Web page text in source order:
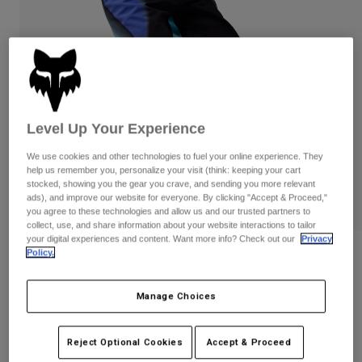
Byxor
Shorts
Handskar
Skydd
Goggles
Tillbehör
Reservdelar
Handskar
Jackor
Protections
Goggles
Strumpor
Visa alla
Women
T-Shirts & Tops
Hoodies och pullovers
Jackor
Byxor & Shorts
Shirts
Visa alla
Goggles
Sockor
Visa alla
Moto
Hjälmar
Jerseys
Pants
Flexair Infinite Pants - Dam
Price reduced from
2.499 krto1.249,5 kr 50% OFF
Level Up Your Experience
We use cookies and other technologies to fuel your online experience. They
help us remember you, personalize your visit (think: keeping your cart
stocked, showing you the gear you crave, and sending you more relevant
ads), and improve our website for everyone. By clicking "Accept & Proceed,"
you agree to these technologies and allow us and our trusted partners to
collect, use, and share information about your website interactions to tailor
your digital experiences and content. Want more info? Check out our
Privacy
Policy.
Manage Choices
Reject Optional Cookies Accept & Proceed